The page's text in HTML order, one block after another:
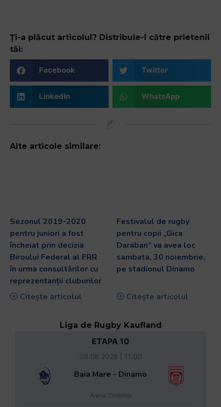
Ți-a plăcut articolul? Distribuie-l către prietenii
tăi:
Facebook Twitter
LinkedIn WhatsApp
Alte articole similare:
Sezonul 2019-2020
pentru juniori a fost
încheiat prin decizia
Biroului Federal al FRR
în urma consultărilor cu
reprezentanții cluburilor
Citește articolul
Festivalul de rugby
pentru copii „Gica
Daraban” va avea loc
sambata, 30 noiembrie,
pe stadionul Dinamo
Citește articolul
Liga de Rugby Kaufland
ETAPA 10
08.08.2026 | 11:00
Baia Mare - Dinamo
Arena Zimbrilor